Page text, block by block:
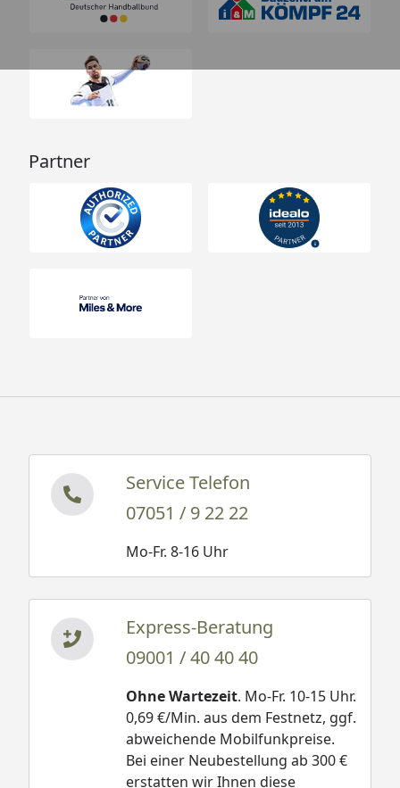
Partner
Service Telefon
07051 / 9 22 22
Mo-Fr. 8-16 Uhr
Express-Beratung
09001 / 40 40 40
Ohne Wartezeit. Mo-Fr. 10-15 Uhr.
0,69 €/Min. aus dem Festnetz, ggf.
abweichende Mobilfunkpreise.
Bei einer Neubestellung ab 300 €
erstatten wir Ihnen diese